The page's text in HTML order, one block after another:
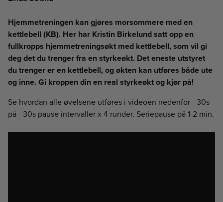
Hjemmetreningen kan gjøres morsommere med en
kettlebell (KB). Her har Kristin Birkelund satt opp en
fullkropps hjemmetreningsøkt med kettlebell, som vil gi
deg det du trenger fra en styrkeøkt. Det eneste utstyret
du trenger er en kettlebell, og økten kan utføres både ute
og inne. Gi kroppen din en real styrkeøkt og kjør på!
Se hvordan alle øvelsene utføres i videoen nedenfor - 30s
på - 30s pause intervaller x 4 runder. Seriepause på 1-2 min.